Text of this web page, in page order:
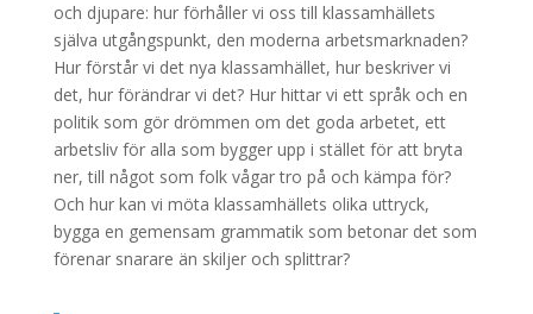
och djupare: hur förhåller vi oss till klassamhällets
själva utgångspunkt, den moderna arbetsmarknaden?
Hur förstår vi det nya klassamhället, hur beskriver vi
det, hur förändrar vi det? Hur hittar vi ett språk och en
politik som gör drömmen om det goda arbetet, ett
arbetsliv för alla som bygger upp i stället för att bryta
ner, till något som folk vågar tro på och kämpa för?
Och hur kan vi möta klassamhällets olika uttryck,
bygga en gemensam grammatik som betonar det som
förenar snarare än skiljer och splittrar?